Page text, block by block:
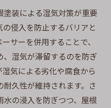
する快適な住環境
計のメリット
上事例
ー選びのコツ
与える影響
選びの重要性
装による湿気対策が重要
侵入を防止するバリアと
サーを併用することで、
湿気が滞留するのを防ぎ
気による劣化や腐食から
久性が維持されます。さ
の浸入を防ぎつつ、屋根